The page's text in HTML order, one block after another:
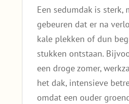
Een sedumdak is sterk,
gebeuren dat er na
kale plekken of dun
stukken ontstaan.
een droge zomer,
het dak, intensieve
omdat een ouder